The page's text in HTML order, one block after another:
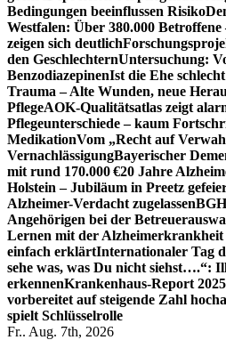
Bedingungen beeinflussen Risiko
Westfalen: Über 380.000
zeigen sich deutlich
den GeschlechternUntersuchung:
BenzodiazepinenIst die Ehe
Trauma – Alte Wunden, neue
PflegeAOK-Qualitätsatlas zeigt
Pflegeunterschiede – kaum
MedikationVom „Recht auf
VernachlässigungBayerischer
mit rund 170.000 €20 Jahre
Holstein – Jubiläum in Preetz
Alzheimer-Verdacht zugelassen
Angehörigen bei der
Lernen mit der Alzheimerkrankheit
einfach erklärtInternationaler Tag
sehe was, was Du nicht siehst….“:
erkennenKrankenhaus-Report
vorbereitet auf steigende Zahl
spielt Schlüsselrolle
Fr.. Aug. 7th, 2026